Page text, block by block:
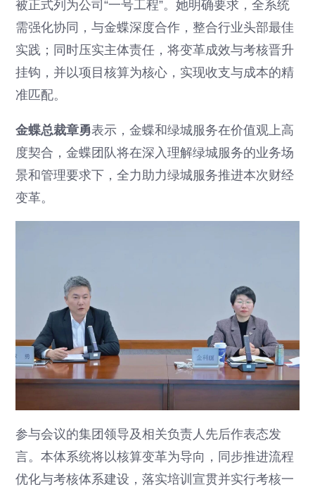
被正式列为公司“一号工程”。她明确要求，全系统
需强化协同，与金蝶深度合作，整合行业头部最佳
实践；同时压实主体责任，将变革成效与考核晋升
挂钩，并以项目核算为核心，实现收支与成本的精
准匹配。
金蝶总裁章勇表示，金蝶和绿城服务在价值观上高
度契合，金蝶团队将在深入理解绿城服务的业务场
景和管理要求下，全力助力绿城服务推进本次财经
变革。
参与会议的集团领导及相关负责人先后作表态发
言。本体系统将以核算变革为导向，同步推进流程
优化与考核体系建设，落实培训宣贯并实行考核一